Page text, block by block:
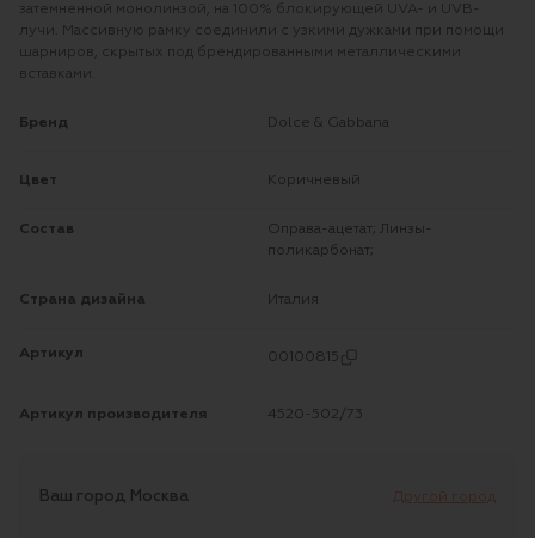
затемненной монолинзой, на 100% блокирующей UVA- и UVB-
лучи. Массивную рамку соединили с узкими дужками при помощи
шарниров, скрытых под брендированными металлическими
вставками.
Бренд Dolce & Gabbana
Цвет Коричневый
Состав
Оправа-ацетат; Линзы-
поликарбонат;
Страна дизайна Италия
Артикул 00100815
Артикул производителя 4520-502/73
Ваш город Москва Другой город